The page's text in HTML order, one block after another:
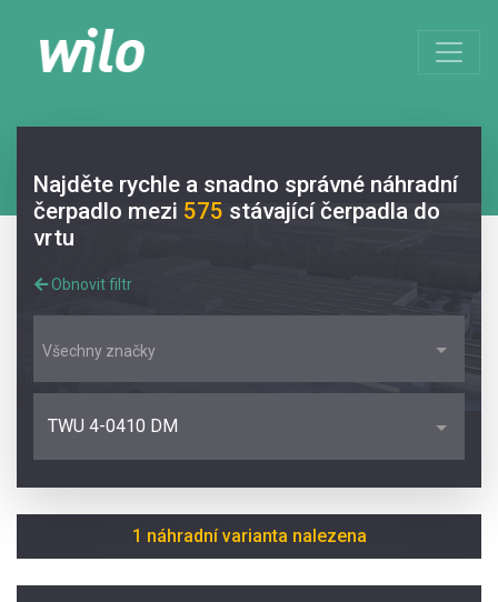
Najděte rychle a snadno správné náhradní
čerpadlo mezi 575 stávající čerpadla do
vrtu
Obnovit filtr
Všechny značky
TWU 4-0410 DM
1 náhradní varianta nalezena